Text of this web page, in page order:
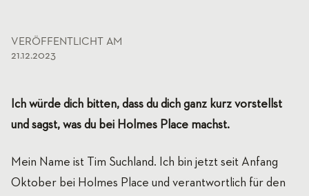
VERÖFFENTLICHT AM
21.12.2023
Ich würde dich bitten, dass du dich ganz kurz vorstellst
und sagst, was du bei Holmes Place machst.
Mein Name ist Tim Suchland. Ich bin jetzt seit Anfang
Oktober bei Holmes Place und verantwortlich für den